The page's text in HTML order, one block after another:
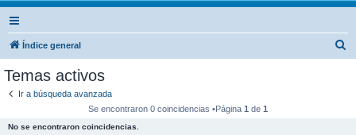
Índice general
Temas activos
Ir a búsqueda avanzada
Se encontraron 0 coincidencias •Página 1 de 1
No se encontraron coincidencias.